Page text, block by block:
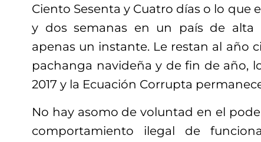
Ciento Sesenta y Cuatro días o lo que
y dos semanas en un país de alta
apenas un instante. Le restan al año
pachanga navideña y de fin de año,
2017 y la Ecuación Corrupta
No hay asomo de voluntad en el
comportamiento ilegal de